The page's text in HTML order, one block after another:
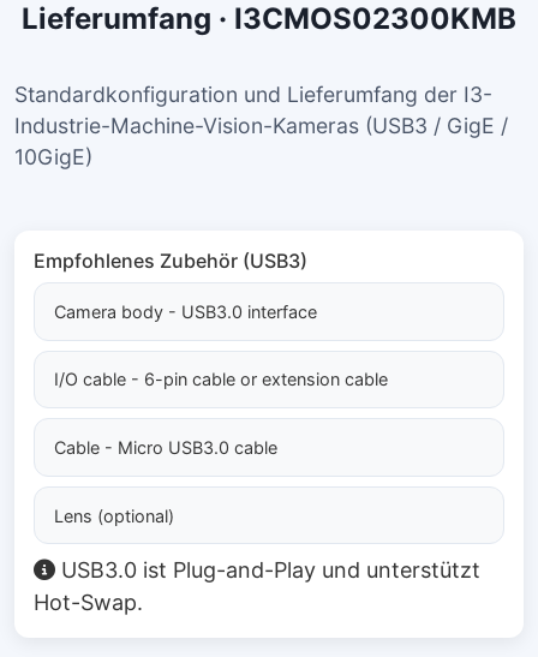
Lieferumfang · I3CMOS02300KMB
Standardkonfiguration und Lieferumfang der I3-
Industrie-Machine-Vision-Kameras (USB3 / GigE /
10GigE)
Empfohlenes Zubehör (USB3)
Camera body - USB3.0 interface
I/O cable - 6-pin cable or extension cable
Cable - Micro USB3.0 cable
Lens (optional)
USB3.0 ist Plug-and-Play und unterstützt
Hot-Swap.